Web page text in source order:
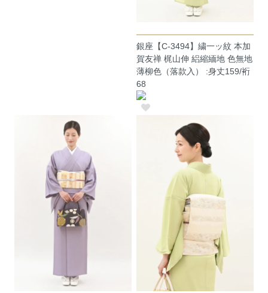
銀座【C-3494】繍一ッ紋 本加
賀友禅 梶山伸 絽縮緬地 色無地
薄柳色（落款入） :身丈159/裄
68